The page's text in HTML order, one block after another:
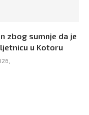
zbog sumnje da je
u Kotoru